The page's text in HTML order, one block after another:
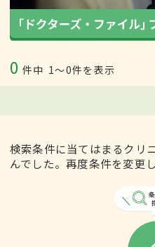
0 件中 1〜0件を表示
検索条件に当てはまるクリ
んでした。再度条件を変更